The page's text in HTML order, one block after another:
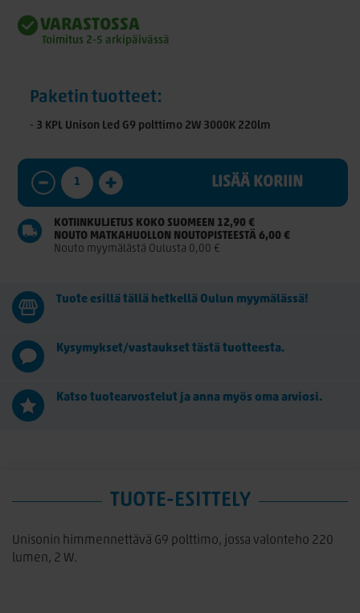
VARASTOSSA
Toimitus 2-5 arkipäivässä
Paketin tuotteet:
⁃ 3 KPL Unison Led G9 polttimo 2W 3000K 220lm
LISÄÄ KORIIN
KOTIINKULJETUS KOKO SUOMEEN 12,90 €
NOUTO MATKAHUOLLON NOUTOPISTEESTÄ 6,00 €
Nouto myymälästä Oulusta 0,00 €
Tuote esillä tällä hetkellä Oulun myymälässä!
Kysymykset/vastaukset tästä tuotteesta.
Katso tuotearvostelut ja anna myös oma arviosi.
TUOTE-ESITTELY
Unisonin himmennettävä G9 polttimo, jossa valonteho 220
lumen, 2 W.